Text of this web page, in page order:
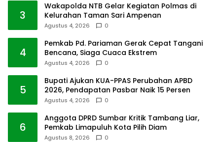
3
Wakapolda NTB Gelar Kegiatan Polmas di
Kelurahan Taman Sari Ampenan
Agustus 4, 2026 0
4
Pemkab Pd. Pariaman Gerak Cepat Tangani
Bencana, Siaga Cuaca Ekstrem
Agustus 4, 2026 0
5
Bupati Ajukan KUA-PPAS Perubahan APBD
2026, Pendapatan Pasbar Naik 15 Persen
Agustus 4, 2026 0
6
Anggota DPRD Sumbar Kritik Tambang Liar,
Pemkab Limapuluh Kota Pilih Diam
Agustus 8, 2026 0